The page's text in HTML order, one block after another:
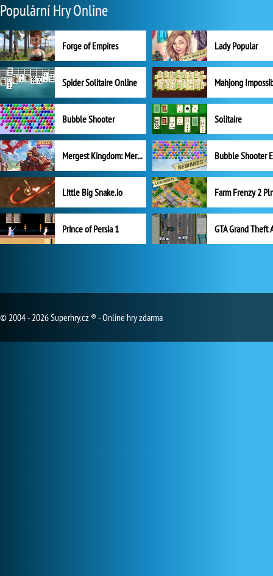
Populární Hry Online
Forge of Empires Lady Popular
Spider Solitaire Online Mahjong
Bubble Shooter Solitaire
Mergest Kingdom: Merge Puzzle
Little Big Snake.io
Prince of Persia 1 GTA Grand Theft
© 2004 - 2026 Superhry.cz ® - Online hry zdarma